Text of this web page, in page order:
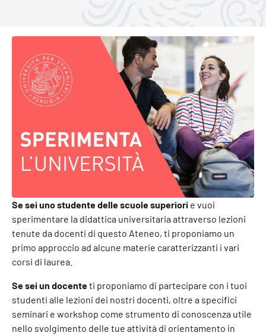
Se sei uno studente delle scuole superiori e vuoi
sperimentare la didattica universitaria attraverso lezioni
tenute da docenti di questo Ateneo, ti proponiamo un
primo approccio ad alcune materie caratterizzanti i vari
corsi di laurea.
Se sei un docenteti proponiamo di partecipare con i tuoi
studenti alle lezioni dei nostri docenti, oltre a specifici
seminari e workshop come strumento di conoscenza utile
nello svolgimento delle tue attività di orientamento in